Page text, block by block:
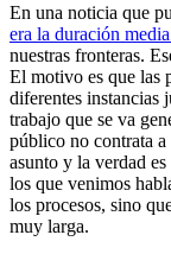
En una noticia que
era la duración
nuestras fronteras.
El motivo es que las
diferentes instancias
trabajo que se va
público no contrata a
asunto y la verdad
los que venimos
los procesos, sino
muy larga.